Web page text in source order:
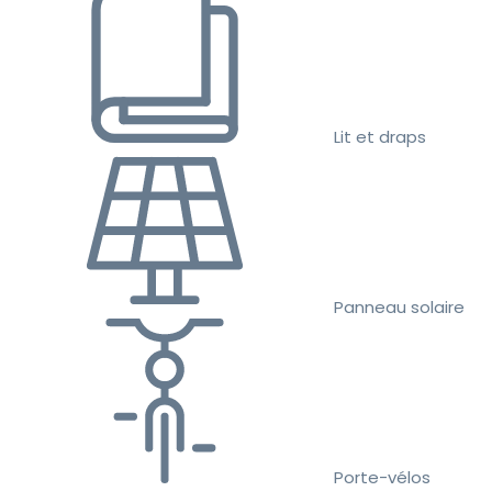
Lit et draps
Panneau solaire
Porte-vélos